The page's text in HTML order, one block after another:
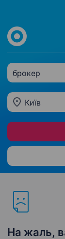
брокер
Київ
На жаль,